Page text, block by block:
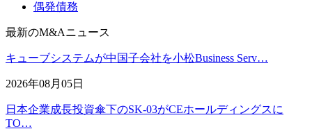
偶発債務
最新のM&Aニュース
キューブシステムが中国子会社を小松Business Serv…
2026年08月05日
日本企業成長投資傘下のSK-03がCEホールディングスに
TO…